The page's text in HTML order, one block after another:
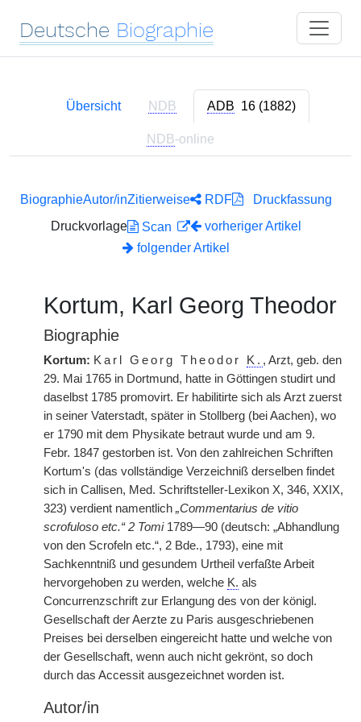
Deutsche Biographie
Übersicht NDB ADB 16 (1882)
NDB-online
BiographieAutor/inZitierweise RDF
Druckfassung
Druckvorlage
Scan
vorheriger Artikel
folgender Artikel
Kortum, Karl Georg Theodor
Biographie
Kortum: Karl Georg Theodor K. , Arzt, geb. den
29. Mai 1765 in Dortmund, hatte in Göttingen studirt und
daselbst 1785 promovirt. Er habilitirte sich als Arzt zuerst
in seiner Vaterstadt, später in Stollberg (bei Aachen), wo
er 1790 mit dem Physikate betraut wurde und am 9.
Febr. 1847 gestorben ist. Von den zahlreichen Schriften
Kortum's (das vollständige Verzeichniß derselben findet
sich in Callisen, Med. Schriftsteller-Lexikon X, 346, XXIX,
323) verdient namentlich „Commentarius de vitio
scrofuloso etc.“ 2 Tomi1789—90 (deutsch: „Abhandlung
von den Scrofeln etc.“, 2 Bde., 1793), eine mit
Sachkenntniß und gesundem Urtheil verfaßte Arbeit
hervorgehoben zu werden, welche K. als
Concurrenzschrift zur Erlangung des von der königl.
Gesellschaft der Aerzte zu Paris ausgeschriebenen
Preises bei derselben eingereicht hatte und welche von
der Gesellschaft, wenn auch nicht gekrönt, so doch
durch das Accessit ausgezeichnet worden ist.
Autor/in